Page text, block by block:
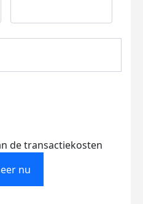
de transactiekosten
nu